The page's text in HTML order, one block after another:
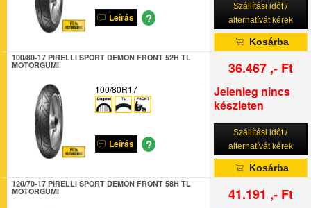
Leírás ?
Szállítási időt /
alternatívát kérek
Kosárba
100/80-17 PIRELLI SPORT DEMON FRONT 52H TL
MOTORGUMI
100/80R17
Leírás ?
36.467 ,- Ft
Jelenleg nincs
készleten
Szállítási időt /
alternatívát kérek
Kosárba
120/70-17 PIRELLI SPORT DEMON FRONT 58H TL
MOTORGUMI 41.191 ,- Ft